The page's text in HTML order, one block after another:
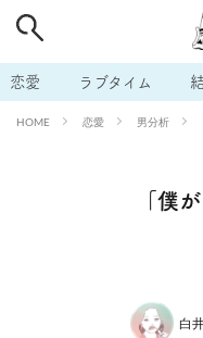
恋愛 ラブタイム
HOME 恋愛 男分析
「僕
白
#
# 出会う方法 #